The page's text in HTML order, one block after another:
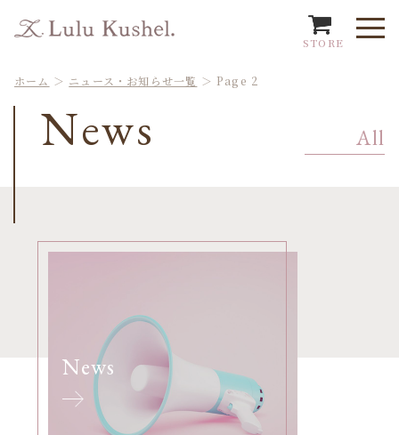
STORE
ホーム ＞ ニュース・お知らせ一覧 ＞ Page 2
News All
News